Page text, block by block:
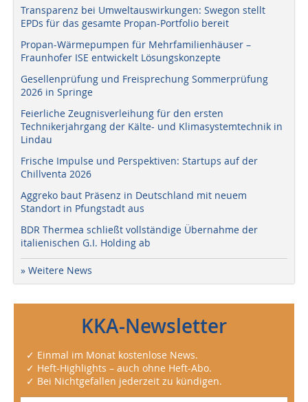
Transparenz bei Umweltauswirkungen: Swegon stellt
EPDs für das gesamte Propan-Portfolio bereit
Propan-Wärmepumpen für Mehrfamilienhäuser –
Fraunhofer ISE entwickelt Lösungskonzepte
Gesellenprüfung und Freisprechung Sommerprüfung
2026 in Springe
Feierliche Zeugnisverleihung für den ersten
Technikerjahrgang der Kälte- und Klimasystemtechnik in
Lindau
Frische Impulse und Perspektiven: Startups auf der
Chillventa 2026
Aggreko baut Präsenz in Deutschland mit neuem
Standort in Pfungstadt aus
BDR Thermea schließt vollständige Übernahme der
italienischen G.I. Holding ab
» Weitere News
KKA-Newsletter
✓ Einmal im Monat kostenlose News.
✓ Heft-Highlights – auch ohne Heft-Abo.
✓ Bei Nichtgefallen jederzeit zu kündigen.